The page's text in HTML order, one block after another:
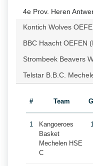
4e Prov. Heren
Kontich Wolves
BBC Haacht OEFEN
Strombeek Beavers
Telstar B.B.C.
# Team
1
Kangoeroes
Basket
Mechelen HSE
C